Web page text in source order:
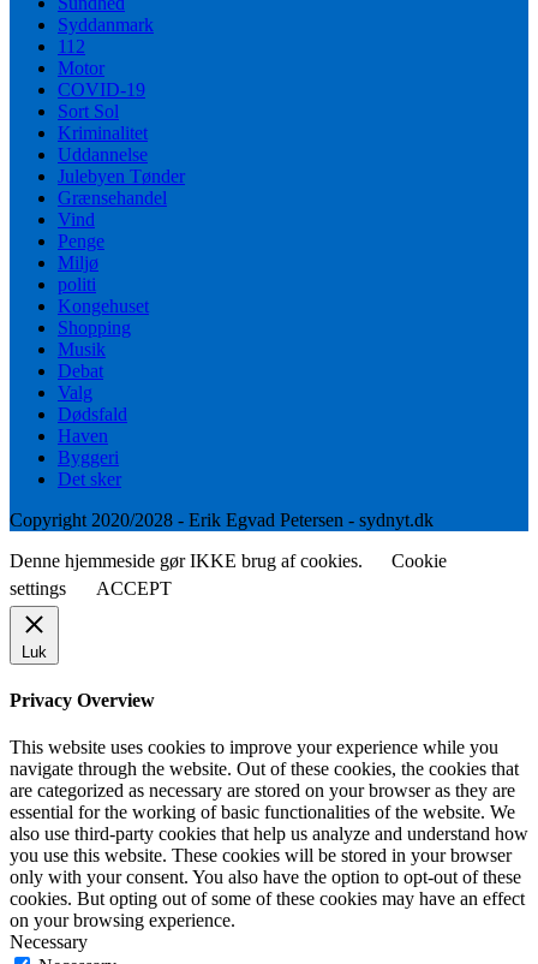
Syddanmark
112
Motor
COVID-19
Sort Sol
Kriminalitet
Uddannelse
Julebyen Tønder
Grænsehandel
Vind
Penge
Miljø
politi
Kongehuset
Shopping
Musik
Debat
Valg
Dødsfald
Haven
Byggeri
Det sker
Copyright 2020/2028 - Erik Egvad Petersen - sydnyt.dk
Denne hjemmeside gør IKKE brug af cookies.
Cookie
settings
ACCEPT
Luk
Privacy Overview
This website uses cookies to improve your experience while you
navigate through the website. Out of these cookies, the cookies that
are categorized as necessary are stored on your browser as they are
essential for the working of basic functionalities of the website. We
also use third-party cookies that help us analyze and understand how
you use this website. These cookies will be stored in your browser
only with your consent. You also have the option to opt-out of these
cookies. But opting out of some of these cookies may have an effect
on your browsing experience.
Necessary